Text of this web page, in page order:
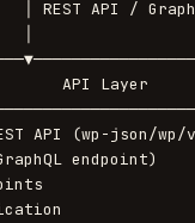
│ REST API /
API Layer
REST API (wp-
(GraphQL